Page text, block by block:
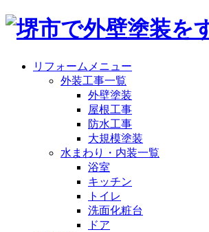
リフォームメニュー
外装工事一覧
外壁塗装
屋根工事
防水工事
大規模塗装
水まわり・内装一覧
浴室
キッチン
トイレ
洗面化粧台
ドア